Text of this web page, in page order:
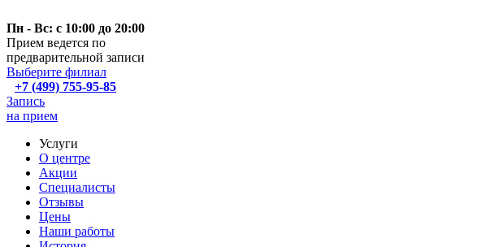
Пн - Вс: с 10:00 до 20:00
Прием ведется по
предварительной записи
Выберите филиал
+7 (499) 755-95-85
Запись
на прием
Услуги
О центре
Акции
Специалисты
Отзывы
Цены
Наши работы